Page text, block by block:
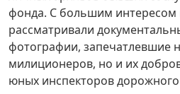
фонда. С большим интересом
рассматривали
фотографии, запечатлевшие
милиционеров, но и их
юных инспекторов